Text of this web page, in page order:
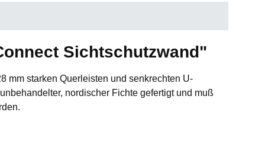
Sichtschutzwand"
mm starken Querleisten und senkrechten U-
nordischer Fichte gefertigt und muß